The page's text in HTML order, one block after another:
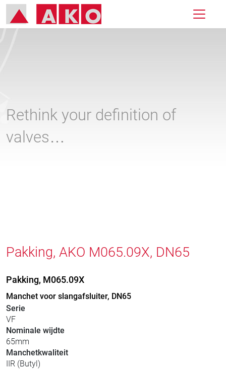
Rethink your definition of
valves…
Pakking, AKO M065.09X, DN65
Pakking, M065.09X
Manchet voor slangafsluiter, DN65
Serie
VF
Nominale wijdte
65mm
Manchetkwaliteit
IIR (Butyl)